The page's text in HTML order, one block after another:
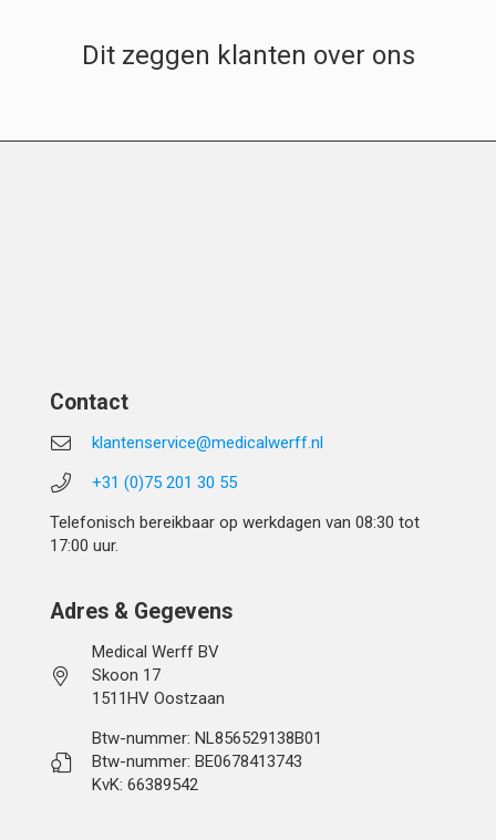
Dit zeggen klanten over ons
Contact
klantenservice@medicalwerff.nl
+31 (0)75 201 30 55
Telefonisch bereikbaar op werkdagen van 08:30 tot
17:00 uur.
Adres & Gegevens
Medical Werff BV
Skoon 17
1511HV Oostzaan
Btw-nummer: NL856529138B01
Btw-nummer: BE0678413743
KvK: 66389542